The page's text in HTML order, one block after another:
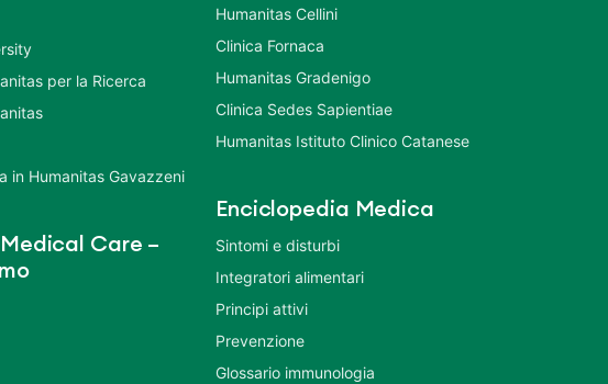
per la Ricerca
in Humanitas Gavazzeni
Care –
Humanitas Cellini
Clinica Fornaca
Humanitas Gradenigo
Clinica Sedes Sapientiae
Humanitas Istituto Clinico Catanese
Enciclopedia Medica
Sintomi e disturbi
Integratori alimentari
Principi attivi
Prevenzione
Glossario immunologia